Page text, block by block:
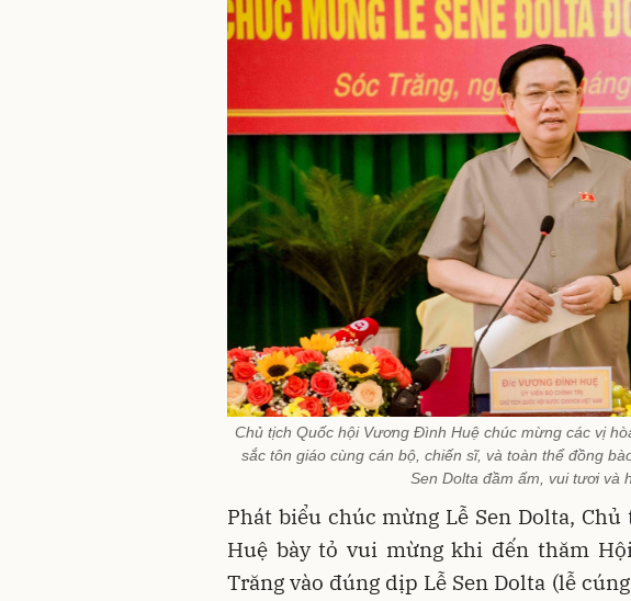
Chủ tịch Quốc hội Vương Đình Huệ chúc mừng các vị
sắc tôn giáo cùng cán bộ, chiến sĩ, và toàn thể đồng
Sen Dolta đầm ấm, vui tươi và
Phát biểu chúc mừng Lễ Sen Dolta,
Huệ bày tỏ vui mừng khi đến thăm
Trăng vào đúng dịp Lễ Sen Dolta (lễ